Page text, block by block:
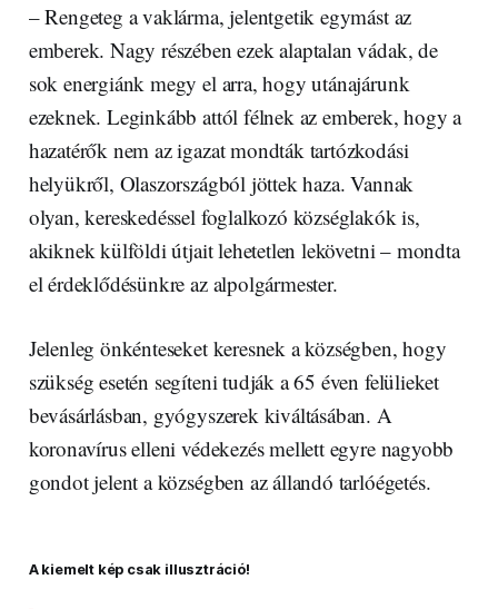
– Rengeteg a vaklárma, jelentgetik egymást az
emberek. Nagy részében ezek alaptalan vádak, de
sok energiánk megy el arra, hogy utánajárunk
ezeknek. Leginkább attól félnek az emberek, hogy a
hazatérők nem az igazat mondták tartózkodási
helyükről, Olaszországból jöttek haza. Vannak
olyan, kereskedéssel foglalkozó községlakók is,
akiknek külföldi útjait lehetetlen lekövetni – mondta
el érdeklődésünkre az alpolgármester.
Jelenleg önkénteseket keresnek a községben, hogy
szükség esetén segíteni tudják a 65 éven felülieket
bevásárlásban, gyógyszerek kiváltásában. A
koronavírus elleni védekezés mellett egyre nagyobb
gondot jelent a községben az állandó tarlóégetés.
A kiemelt kép csak illusztráció!